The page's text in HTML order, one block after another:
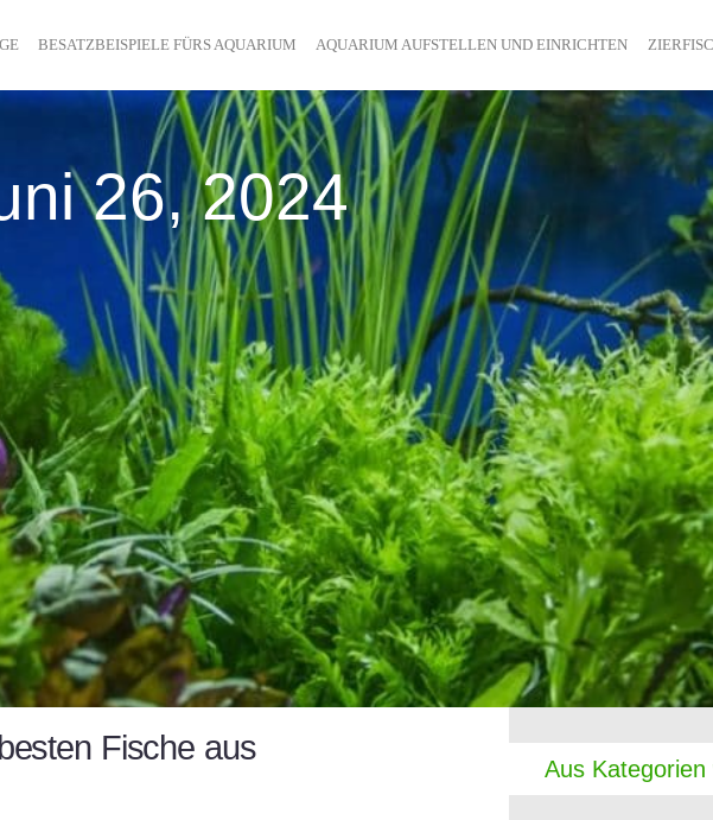
BESATZBEISPIELE FÜRS AQUARIUM AQUARIUM AUFSTELLEN UND EINRICHTEN
26, 2024
Fische aus
Aus Kategorien